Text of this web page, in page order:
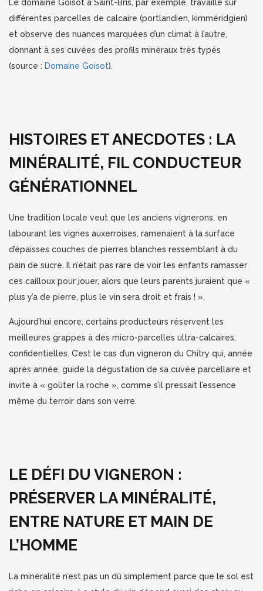
Le domaine Goisot à Saint-Bris, par exemple, travaille sur
différentes parcelles de calcaire (portlandien, kimméridgien)
et observe des nuances marquées d’un climat à l’autre,
donnant à ses cuvées des profils minéraux très typés
(source : Domaine Goisot).
HISTOIRES ET ANECDOTES : LA
MINÉRALITÉ, FIL CONDUCTEUR
GÉNÉRATIONNEL
Une tradition locale veut que les anciens vignerons, en
labourant les vignes auxerroises, ramenaient à la surface
d’épaisses couches de pierres blanches ressemblant à du
pain de sucre. Il n’était pas rare de voir les enfants ramasser
ces cailloux pour jouer, alors que leurs parents juraient que «
plus y’a de pierre, plus le vin sera droit et frais ! ».
Aujourd’hui encore, certains producteurs réservent les
meilleures grappes à des micro-parcelles ultra-calcaires,
confidentielles. C’est le cas d’un vigneron du Chitry qui, année
après année, guide la dégustation de sa cuvée parcellaire et
invite à « goûter la roche », comme s’il pressait l’essence
même du terroir dans son verre.
LE DÉFI DU VIGNERON :
PRÉSERVER LA MINÉRALITÉ,
ENTRE NATURE ET MAIN DE
L’HOMME
La minéralité n’est pas un dû simplement parce que le sol est